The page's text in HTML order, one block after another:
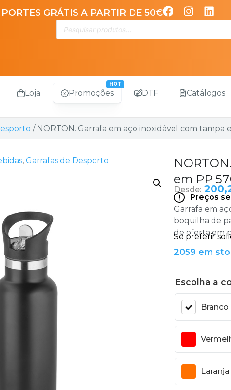
PORTES GRÁTIS A PARTIR DE 50€
Loja Promoções DTF Catálogos
/ NORTON. Garrafa em aço inoxidável com tampa
,Garrafas de Desporto
em PP
Desde:
Preços
Garrafa em
boquilha de
de oferta em
2059 em
Escolha a
Branco
Laranja